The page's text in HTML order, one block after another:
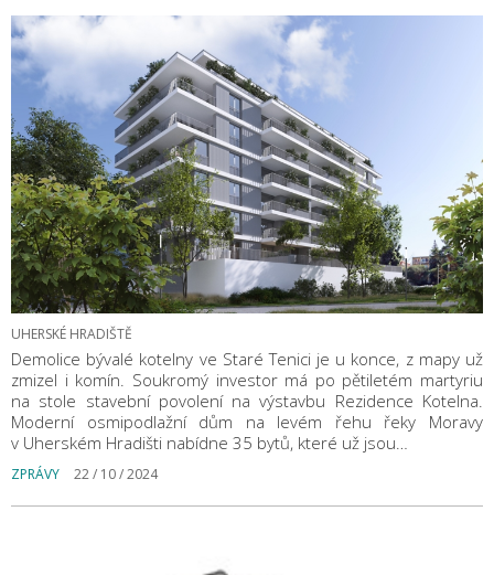
UHERSKÉ HRADIŠTĚ
Demolice bývalé kotelny ve Staré Tenici je u konce, z mapy už
zmizel i komín. Soukromý investor má po pětiletém martyriu
na stole stavební povolení na výstavbu Rezidence Kotelna.
Moderní osmipodlažní dům na levém řehu řeky Moravy
v Uherském Hradišti nabídne 35 bytů, které už jsou…
ZPRÁVY 22 / 10 / 2024